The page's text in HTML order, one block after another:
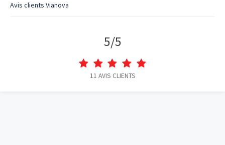
Avis clients Vianova
5/5
11 AVIS CLIENTS